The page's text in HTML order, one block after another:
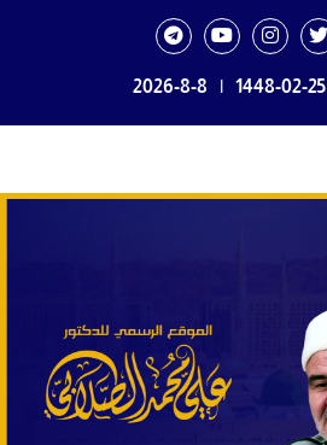
1448-02-25
|
2026-8-8